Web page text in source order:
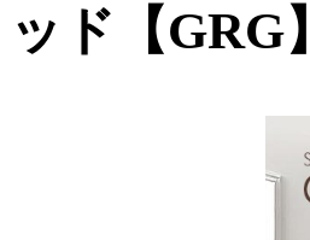
ッド【GRG】